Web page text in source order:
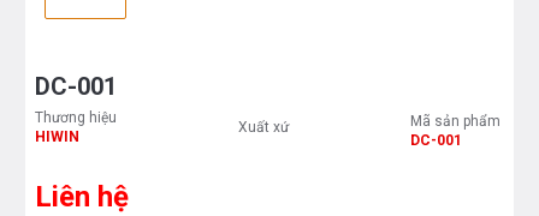
DC-001
Thương hiệu
HIWIN
Xuất xứ
Mã sản phẩm
DC-001
Liên hệ